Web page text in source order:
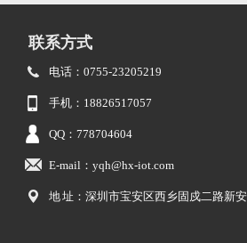
联系方式
电话：0755-23205219
手机：18826517057
QQ：778704604
E-mail：yqh@hx-iot.com
地 址：深圳市宝安区西乡固戍二路新